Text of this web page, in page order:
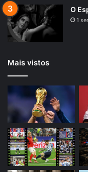
O
1
Mais vistos